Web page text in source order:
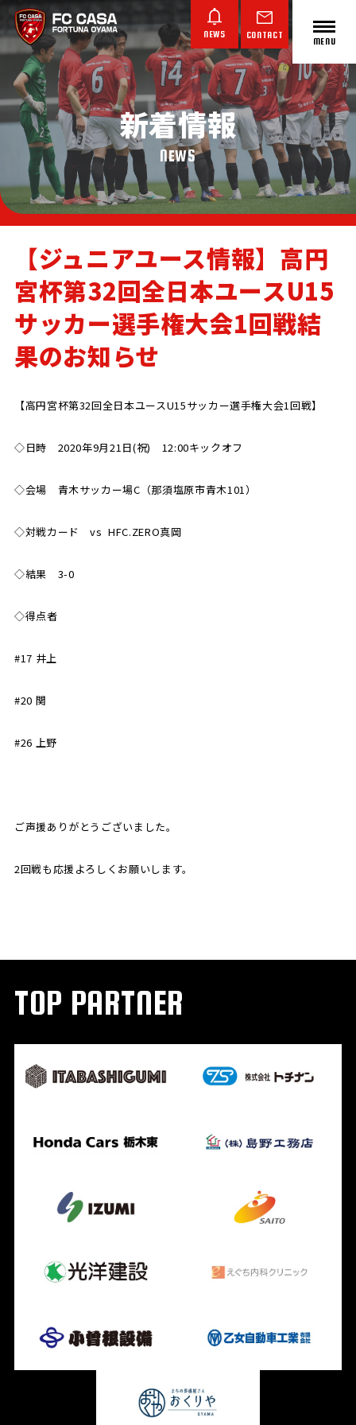
NEWS CONTACT
ABOUT FC CASA
クラブ概要
TOP TEAM
トップチーム
JUNIOR YOUTH
ジュニアユース
JUNIOR
ジュニア
SCHOOL
スクール
CP SOCCER
CPサッカー
SPORTS
CASA
PARTNER
ORIGINAL
MENU
新着情報
NEWS
【ジュニアユース情報】高円
宮杯第32回全日本ユースU15
サッカー選手権大会1回戦結
果のお知らせ
【高円宮杯第32回全日本ユースU15サッカー選手権大会1回戦】
◇日時 2020年9月21日(祝) 12:00キックオフ
◇会場 青木サッカー場C（那須塩原市青木101）
◇対戦カード vs HFC.ZERO真岡
◇結果 3-0
◇得点者
#17 井上
#20 関
#26 上野
ご声援ありがとうございました。
2回戦も応援よろしくお願いします。
TOP PARTNER